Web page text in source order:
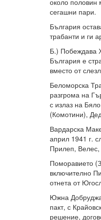
около половин
сегашни пари.
България
трабанти и ги
Б.) Побеждава
България е
вместо от
Беломорска
разгрома на
с излаз на
(Комотини),
Вардарска
април 1941 г.
Прилеп,
Поморавието
включително
отнета от
Южна
пакт, с
решение,